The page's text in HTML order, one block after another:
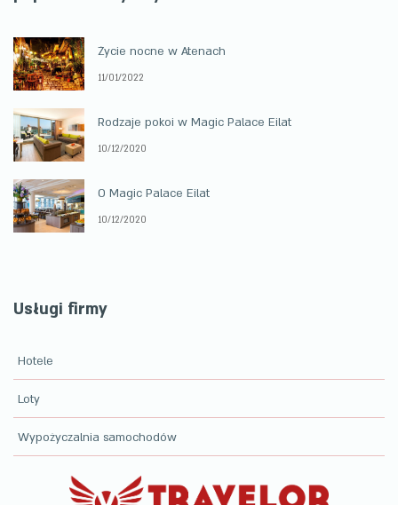
Życie nocne w Atenach
11/01/2022
Rodzaje pokoi w Magic Palace Eilat
10/12/2020
O Magic Palace Eilat
10/12/2020
Usługi firmy
Hotele
Loty
Wypożyczalnia samochodów